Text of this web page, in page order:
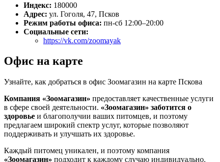
Индекс: 180000
Адрес: ул. Гоголя, 47, Псков
Режим работы офиса: пн-сб 12:00–20:00
Социальные сети:
https://vk.com/zoomayak
Офис на карте
Узнайте, как добраться в офис Зоомагазин на карте Пскова
Компания «Зоомагазин» предоставляет качественные услуги
в сфере своей деятельности. «Зоомагазин» заботится о
здоровье и благополучии ваших питомцев, и поэтому
предлагаем широкий спектр услуг, которые позволяют
поддерживать и улучшать их здоровье.
Каждый питомец уникален, и поэтому компания
«Зоомагазин» подходит к каждому случаю индивидуально.